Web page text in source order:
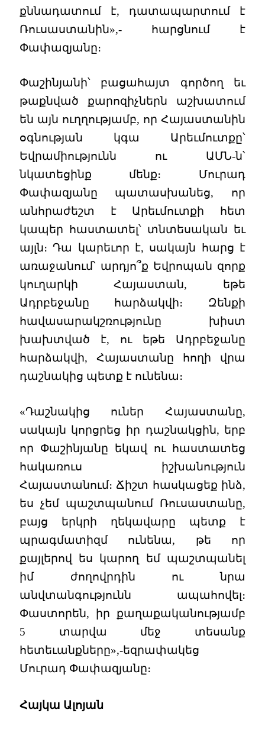
քննադատում է, դատապարտում է
Ռուսաստանին»,- հարցնում է
Փափազյանը։
Փաշինյանի՝ բացահայտ գործող եւ
թաքնված քարոզիչներն աշխատում
են այն ուղղությամբ, որ Հայաստանին
օգնության կգա Արեւմուտքը՝
Եվրամիությունն ու ԱՄՆ-ն՝
նկատեցինք մենք։ Մուրադ
Փափազյանը պատասխանեց, որ
անհրաժեշտ է Արեւմուտքի հետ
կապեր հաստատել՝ տնտեսական եւ
այլն։ Դա կարեւոր է, սակայն հարց է
առաջանում՝ արդյո՞ք Եվրոպան զորք
կուղարկի Հայաստան, եթե
Ադրբեջանը հարձակվի։ Զենքի
հավասարակշռությունը խիստ
խախտված է, ու եթե Ադրբեջանը
հարձակվի, Հայաստանը հողի վրա
դաշնակից պետք է ունենա։
«Դաշնակից ուներ Հայաստանը,
սակայն կորցրեց իր դաշնակցին, երբ
որ Փաշինյանը եկավ ու հաստատեց
հակառուս իշխանություն
Հայաստանում։ Ճիշտ հասկացեք ինձ,
ես չեմ պաշտպանում Ռուսաստանը,
բայց երկրի ղեկավարը պետք է
պրագմատիզմ ունենա, թե որ
քայլերով ես կարող եմ պաշտպանել
իմ ժողովրդին ու նրա
անվտանգությունն ապահովել։
Փաստորեն, իր քաղաքականությամբ
5 տարվա մեջ տեսանք
հետեւանքները»,-եզրափակեց
Մուրադ Փափազյանը։
Հայկա Ալոյան